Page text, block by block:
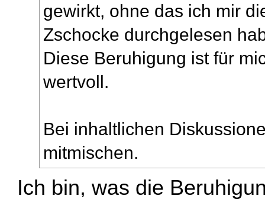
gewirkt, ohne das ich mir
Zschocke durchgelesen
Diese Beruhigung ist für
wertvoll.
Bei inhaltlichen
mitmischen.
Ich bin, was die